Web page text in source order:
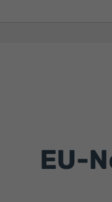
EU-